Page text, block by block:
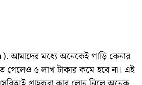
মধ্যে অনেকেই গাড়ি কেনার
গেলেও ৫ লাখ টাকার কমে হবে না। এই